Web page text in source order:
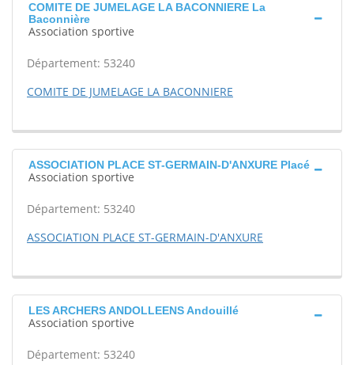
COMITE DE JUMELAGE LA BACONNIERE La
Baconnière
Association sportive
Département: 53240
COMITE DE JUMELAGE LA BACONNIERE
ASSOCIATION PLACE ST-GERMAIN-D'ANXURE Placé
Association sportive
Département: 53240
ASSOCIATION PLACE ST-GERMAIN-D'ANXURE
LES ARCHERS ANDOLLEENS Andouillé
Association sportive
Département: 53240